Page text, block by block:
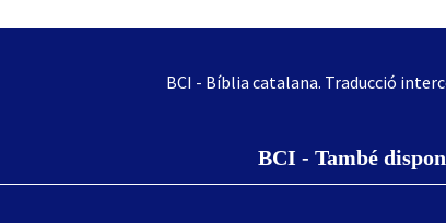
BCI - Bíblia catalana. Traducció
BCI - També